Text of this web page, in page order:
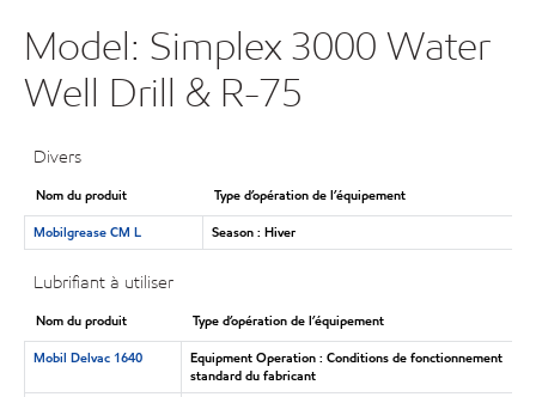
Model: Simplex 3000 Water
Well Drill & R-75
Divers
Nom du produit
Type d’opération de l’équipement
Mobilgrease CM L
Season : Hiver
Lubrifiant à utiliser
Nom du produit
Type d’opération de l’équipement
Mobil Delvac 1640
Equipment Operation : Conditions de fonctionnement
standard du fabricant